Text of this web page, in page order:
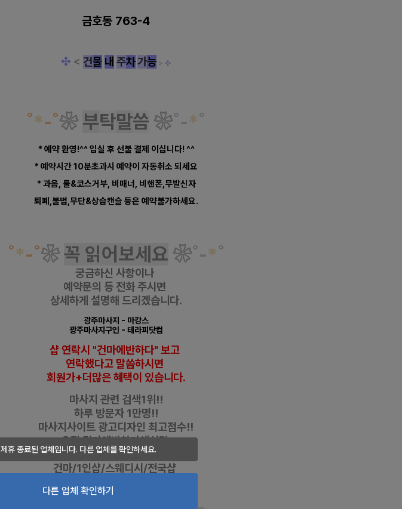
제휴 종료된 업체입니다. 다른 업체를 확인하세요.
다른 업체 확인하기
금호동 763-4
✣ < 건물 내 주차가능 > ✣
˚*-˚❀ 부탁말씀 ❀˚-*˚
* 예약 환영!^^ 입실 후 선불 결제 이십니다! ^^
* 예약시간 10분초과시 예약이 자동취소 되세요
* 과음, 룰&코스거부, 비매너, 비핸폰,무발신자
퇴폐,불법,무단&상습캔슬 등은 예약불가하세요.
˚*-˚❀ 꼭 읽어보세요 ❀˚-*˚
궁금하신 사항이나
예약문의 등 전화 주시면
상세하게 설명해 드리겠습니다.
광주마사지 - 마캉스
광주마사지구인 - 테라피닷컴
샵 연락시 "건마에반하다" 보고
연락했다고 말씀하시면
회원가+더많은 혜택이 있습니다.
마사지 관련 검색1위!!
하루 방문자 1만명!!
마사지사이트 광고디자인 최고점수!!
오직 건마에반하다에서만
누릴 수 있는 특권!!
건마/1인샵/스웨디시/전국샵